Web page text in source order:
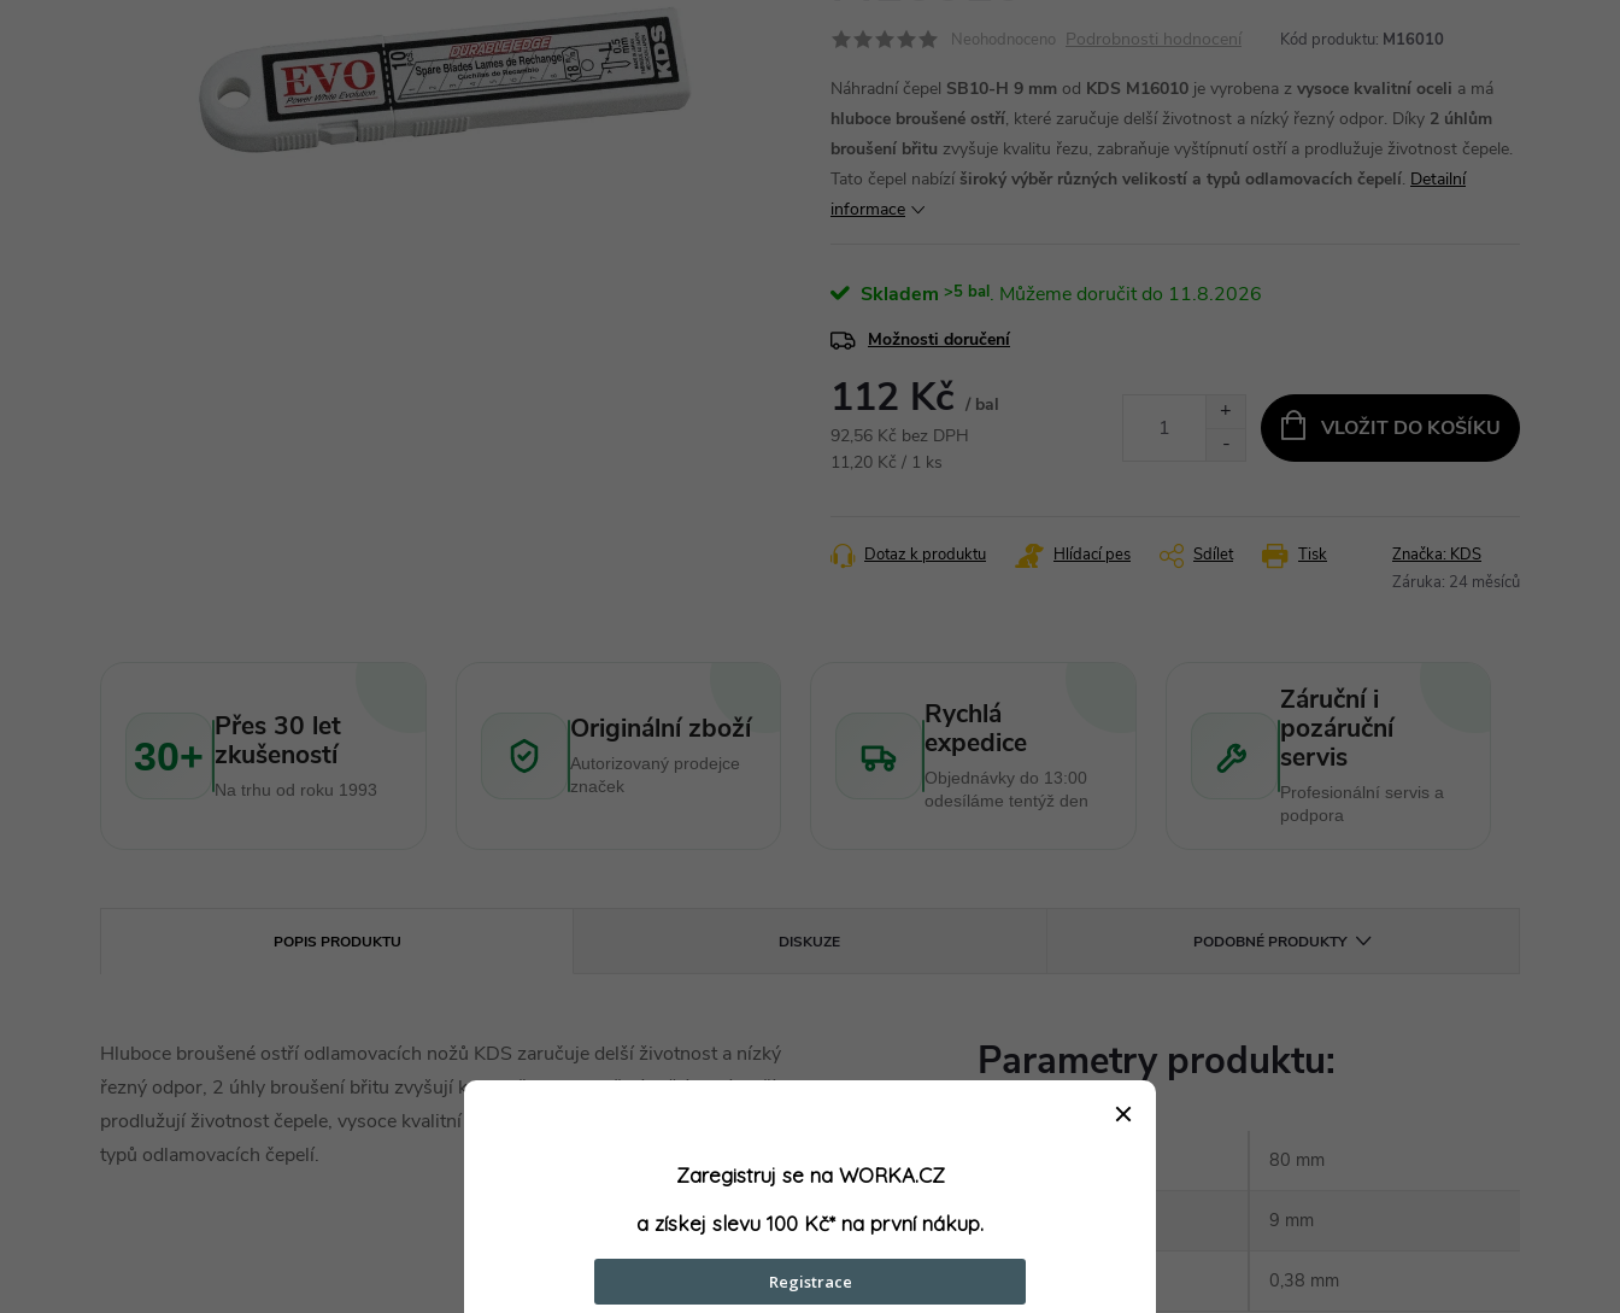
Neohodnoceno Podrobnosti hodnocení Kód produktu: M16010
Náhradní čepel SB10-H 9 mm od KDS M16010 je vyrobena z vysoce kvalitní oceli a má
hluboce broušené ostří, které zaručuje delší životnost a nízký řezný odpor. Díky 2 úhlům
broušení břitu zvyšuje kvalitu řezu, zabraňuje vyštípnutí ostří a prodlužuje životnost čepele.
Tato čepel nabízí široký výběr různých velikostí a typů odlamovacích čepelí. Detailní
informace
Skladem >5 bal 11.8.2026
Možnosti doručení
112 Kč / bal
92,56 Kč bez DPH
Měrná
11,20 Kč / 1 ks
VLOŽIT DO KOŠÍKU
Tisk
Dotaz k produktu Hlídací pes Sdílet Značka: KDS
Záruka: 24 měsíců
30+
Přes 30 let
zkušeností
Na trhu od roku 1993
Originální zboží
Autorizovaný prodejce
značek
Rychlá
expedice
Objednávky do 13:00
odesíláme tentýž den
Záruční i
pozáruční
servis
Profesionální servis a
podpora
POPIS PRODUKTU DISKUZE PODOBNÉ PRODUKTY
Hluboce broušené ostří odlamovacích nožů KDS zaručuje delší životnost a nízký
řezný odpor, 2 úhly broušení břitu zvyšují kvalitu řezu, zabraňují vyštípnutí ostří a
prodlužují životnost čepele, vysoce kvalitní ocel, široký výběr různých velikostí a
typů odlamovacích čepelí.
Parametry produktu:
80 mm
9 mm
0,38 mm
Zaregistruj se na WORKA.CZ
a získej slevu 100 Kč* na první nákup.
Registrace